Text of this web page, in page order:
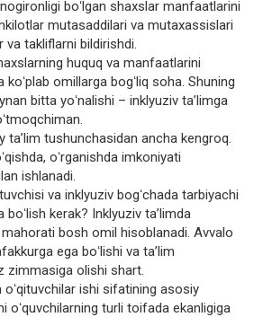
boʻlgan shaxslar manfaatlarini
mutasaddilari va mutaxassislari
va takliflarni bildirishdi.
huquq va manfaatlarini
omillarga bogʻliq soha. Shuning
bitta yoʻnalishi – inklyuziv taʼlimga
taʼlim tushunchasidan ancha kengroq.
oʻrganishda imkoniyati
ishlanadi.
va inklyuziv bogʻchada tarbiyachi
kerak? Inklyuziv taʼlimda
bosh omil hisoblanadi. Avvalo
ega boʻlishi va taʼlim
zimmasiga olishi shart.
oʻqituvchilar ishi sifatining asosiy
oʻquvchilarning turli toifada ekanligiga